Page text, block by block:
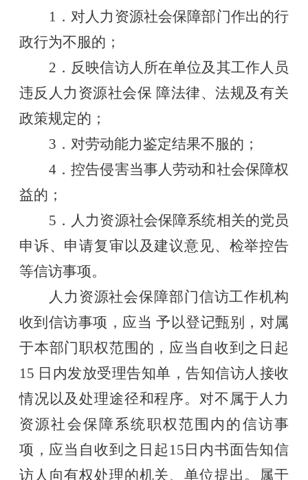
1．对人力资源社会保障部门作出的行
政行为不服的；
2．反映信访人所在单位及其工作人员
违反人力资源社会保 障法律、法规及有关
政策规定的；
3．对劳动能力鉴定结果不服的；
4．控告侵害当事人劳动和社会保障权
益的；
5．人力资源社会保障系统相关的党员
申诉、申请复审以及建议意见、检举控告
等信访事项。
人力资源社会保障部门信访工作机构
收到信访事项，应当 予以登记甄别，对属
于本部门职权范围的，应当自收到之日起
15 日内发放受理告知单，告知信访人接收
情况以及处理途径和程序。对不属于人力
资源社会保障系统职权范围内的信访事
项，应当自收到之日起15日内书面告知信
访人向有权处理的机关、单位提出。属于